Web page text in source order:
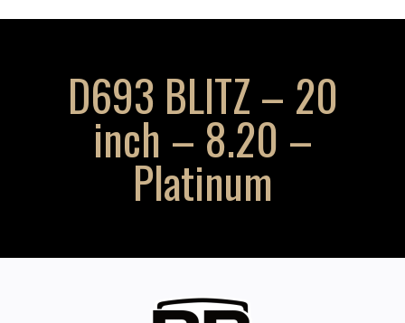
D693 BLITZ – 20
inch – 8.20 –
Platinum